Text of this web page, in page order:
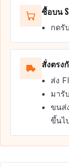
ซื้อบน
กดรั
สั่งตรง
ส่ง
มารั
ขนส่
ขึ้นไ